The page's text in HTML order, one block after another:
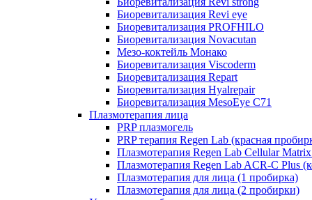
Биоревитализация Revi eye
Биоревитализация PROFHILO
Биоревитализация Novacutan
Мезо-коктейль Монако
Биоревитализация Viscoderm
Биоревитализация Repart
Биоревитализация Hyalrepair
Биоревитализация MesoEye C71
Плазмотерапия лица
PRP плазмогель
PRP терапия Regen Lab (красная
Плазмотерапия Regen Lab Cellular
Плазмотерапия Regen Lab ACR-C Plus
Плазмотерапия для лица (1 пробирка)
Плазмотерапия для лица (2 пробирки)